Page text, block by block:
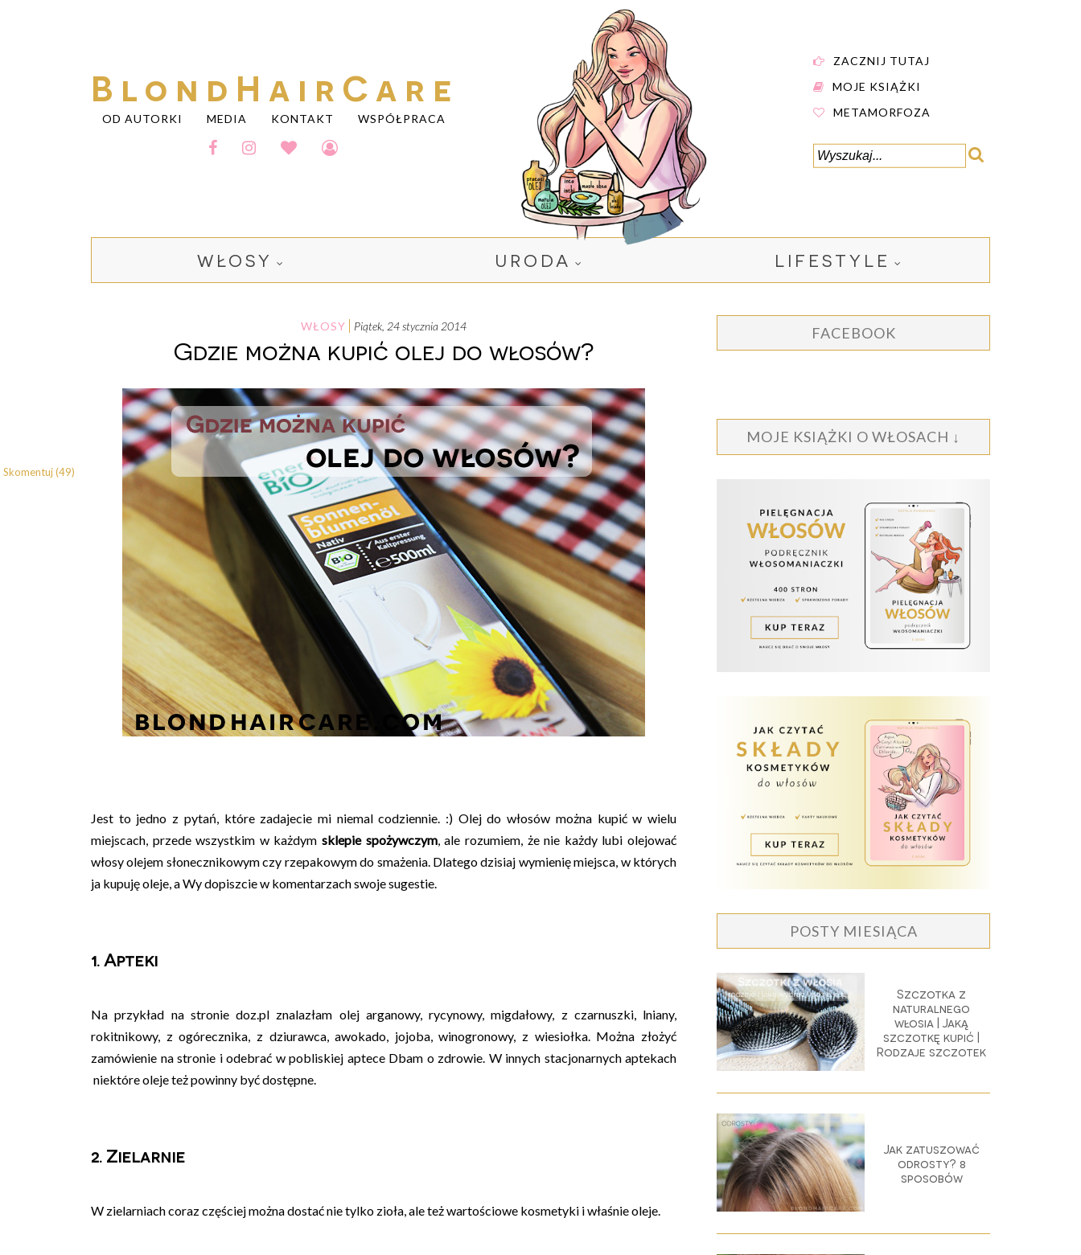
BlondHairCare
OD AUTORKI MEDIA KONTAKT WSPÓŁPRACA
ZACZNIJ TUTAJ
MOJE KSIĄŻKI
METAMORFOZA
WŁOSY URODA LIFESTYLE
WŁOSY piątek, 24 stycznia 2014
Gdzie można kupić olej do włosów?
Jest to jedno z pytań, które zadajecie mi niemal codziennie. :) Olej do włosów można kupić w wielu
miejscach, przede wszystkim w każdymsklepie spożywczym, ale rozumiem, że nie każdy lubi olejować
włosy olejem słonecznikowym czy rzepakowym do smażenia. Dlatego dzisiaj wymienię miejsca, w których
ja kupuję oleje, a Wy dopiszcie w komentarzach swoje sugestie.
1. Apteki
Na przykład na stronie doz.pl znalazłam olej arganowy, rycynowy, migdałowy, z czarnuszki, lniany,
rokitnikowy, z ogórecznika, z dziurawca, awokado, jojoba, winogronowy, z wiesiołka. Można złożyć
zamówienie na stronie i odebrać w pobliskiej aptece Dbam o zdrowie. W innych stacjonarnych aptekach
niektóre oleje też powinny być dostępne.
2. Zielarnie
W zielarniach coraz częściej można dostać nie tylko zioła, ale też wartościowe kosmetyki i właśnie oleje.
Skomentuj (49)
FACEBOOK
MOJE KSIĄŻKI O WŁOSACH ↓
POSTY MIESIĄCA
Szczotka z
naturalnego
włosia | Jaką
szczotkę kupić |
Rodzaje szczotek
Jak zatuszować
odrosty? 8
sposobów